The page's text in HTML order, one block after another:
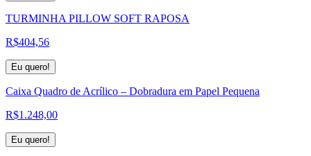
TURMINHA PILLOW SOFT RAPOSA
R$404,56
Eu quero!
Caixa Quadro de Acrílico – Dobradura em Papel Pequena
R$1.248,00
Eu quero!